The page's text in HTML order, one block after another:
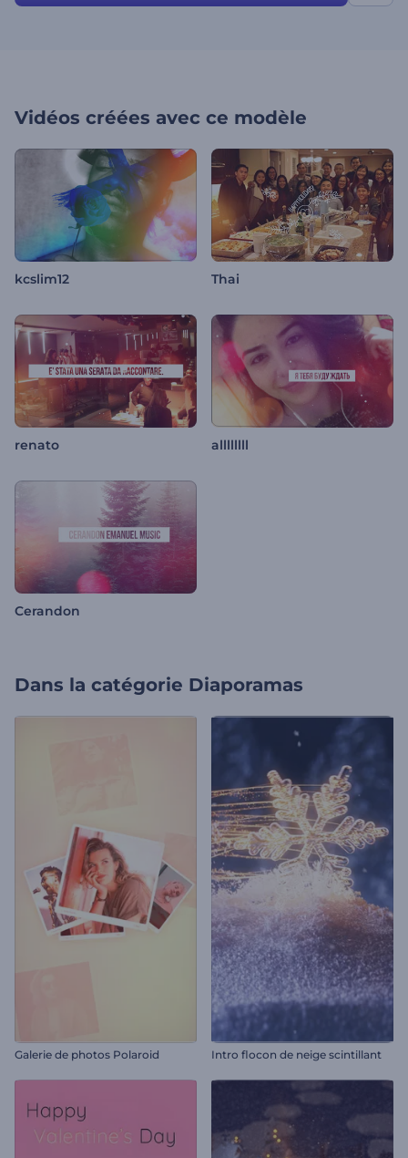
Vidéos créées avec ce modèle
kcslim12 Thai
renato allllllll
Cerandon
Dans la catégorie Diaporamas
Galerie de photos Polaroid Intro flocon de neige scintillant